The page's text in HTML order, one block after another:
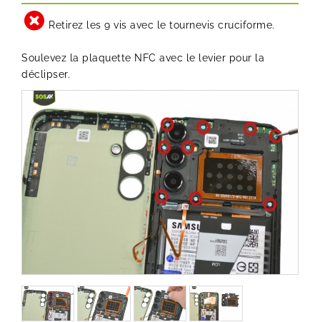
Retirez les 9 vis avec le tournevis cruciforme.
Soulevez la plaquette NFC avec le levier pour la
déclipser.